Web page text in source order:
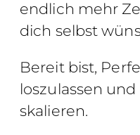
endlich mehr
dich selbst
Bereit bist,
loszulassen
skalieren.